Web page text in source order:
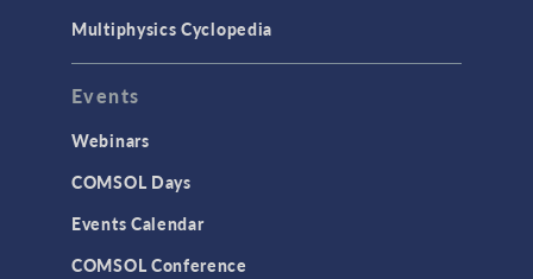
Multiphysics Cyclopedia
Events
Webinars
COMSOL Days
Events Calendar
COMSOL Conference